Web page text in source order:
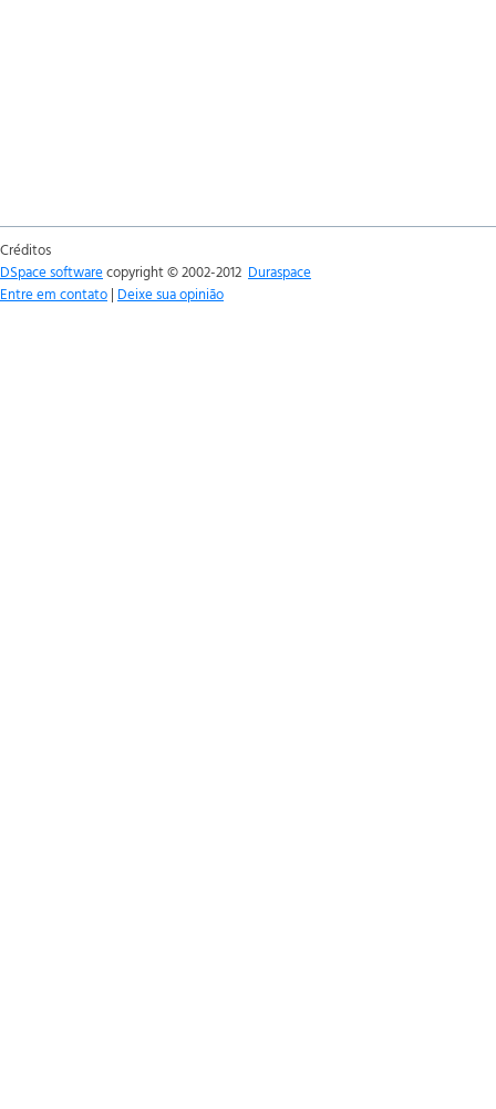
Créditos
DSpace softwarecopyright © 2002-2012 Duraspace
Entre em contato | Deixe sua opinião